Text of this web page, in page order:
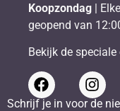
Koopzondag |
geopend van
Bekijk de
Schrijf je in voor de